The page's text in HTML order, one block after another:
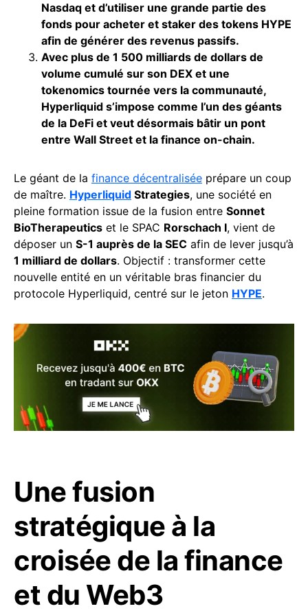
Nasdaq et d’utiliser une grande partie des
fonds pour acheter et staker des tokens HYPE
afin de générer des revenus passifs.
Avec plus de 1 500 milliards de dollars de
volume cumulé sur son DEX et une
tokenomics tournée vers la communauté,
Hyperliquid s’impose comme l’un des géants
de la DeFi et veut désormais bâtir un pont
entre Wall Street et la finance on-chain.
Le géant de la finance décentralisée prépare un coup
de maître. Hyperliquid Strategies, une société en
pleine formation issue de la fusion entre Sonnet
BioTherapeutics et le SPAC Rorschach I, vient de
déposer un S-1 auprès de la SEC afin de lever jusqu’à
1 milliard de dollars. Objectif : transformer cette
nouvelle entité en un véritable bras financier du
protocole Hyperliquid, centré sur le jeton HYPE.
Une fusion
stratégique à la
croisée de la finance
et du Web3